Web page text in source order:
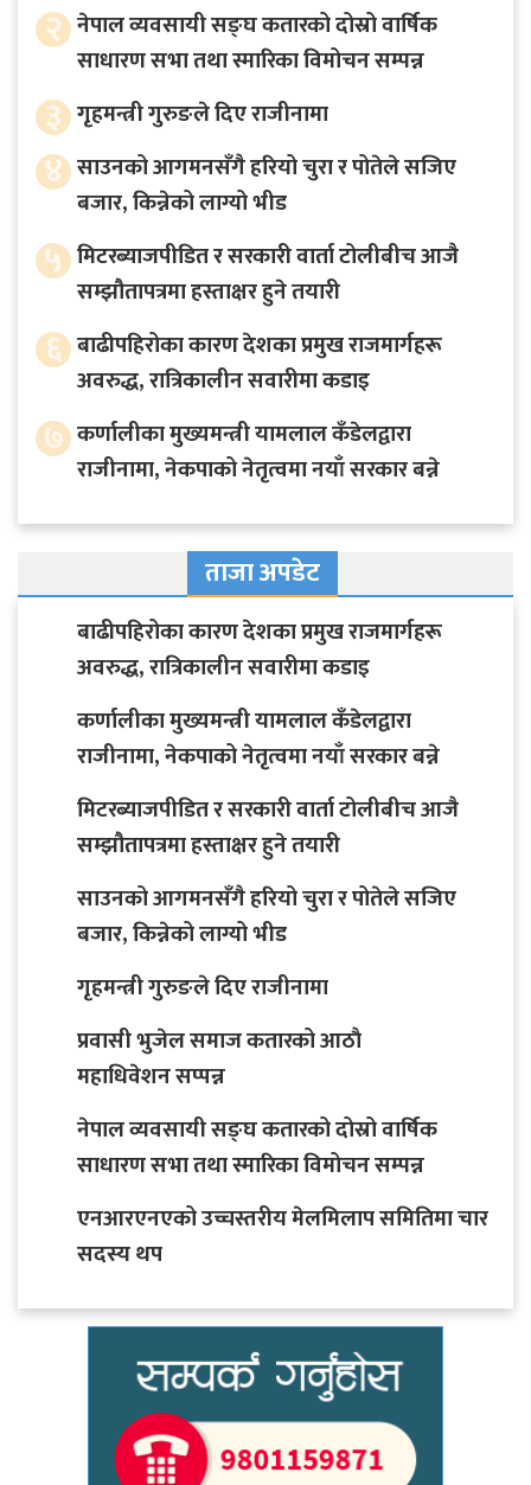
२ नेपाल व्यवसायी सङ्घ कतारको दोस्रो वार्षिक
साधारण सभा तथा स्मारिका विमोचन सम्पन्न
३ गृहमन्त्री गुरुङले दिए राजीनामा
४ साउनको आगमनसँगै हरियो चुरा र पोतेले सजिए
बजार, किन्नेको लाग्यो भीड
५ मिटरब्याजपीडित र सरकारी वार्ता टोलीबीच आजै
सम्झौतापत्रमा हस्ताक्षर हुने तयारी
६ बाढीपहिरोका कारण देशका प्रमुख राजमार्गहरू
अवरुद्ध, रात्रिकालीन सवारीमा कडाइ
७ कर्णालीका मुख्यमन्त्री यामलाल कँडेलद्वारा
राजीनामा, नेकपाको नेतृत्वमा नयाँ सरकार बन्ने
ताजा अपडेट
बाढीपहिरोका कारण देशका प्रमुख राजमार्गहरू
अवरुद्ध, रात्रिकालीन सवारीमा कडाइ
कर्णालीका मुख्यमन्त्री यामलाल कँडेलद्वारा
राजीनामा, नेकपाको नेतृत्वमा नयाँ सरकार बन्ने
मिटरब्याजपीडित र सरकारी वार्ता टोलीबीच आजै
सम्झौतापत्रमा हस्ताक्षर हुने तयारी
साउनको आगमनसँगै हरियो चुरा र पोतेले सजिए
बजार, किन्नेको लाग्यो भीड
गृहमन्त्री गुरुङले दिए राजीनामा
प्रवासी भुजेल समाज कतारको आठाै
महाधिवेशन सप्पन्न
नेपाल व्यवसायी सङ्घ कतारको दोस्रो वार्षिक
साधारण सभा तथा स्मारिका विमोचन सम्पन्न
एनआरएनएको उच्चस्तरीय मेलमिलाप समितिमा चार
सदस्य थप